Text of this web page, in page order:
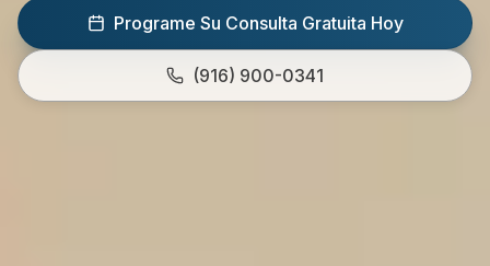
Programe Su Consulta Gratuita Hoy
(916) 900-0341